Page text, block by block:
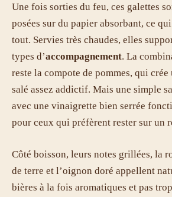
Une fois sorties du feu, ces galettes
posées sur du papier absorbant, ce
tout. Servies très chaudes, elles
types d’accompagnement. La
reste la compote de pommes, qui
salé assez addictif. Mais une simple
avec une vinaigrette bien serrée
pour ceux qui préfèrent rester sur un
Côté boisson, leurs notes grillées, la
de terre et l’oignon doré appellent
bières à la fois aromatiques et pas